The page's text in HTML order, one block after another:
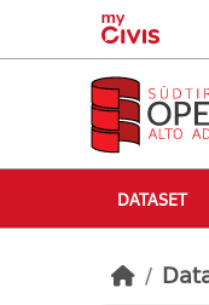
Skip to main content
DATASET